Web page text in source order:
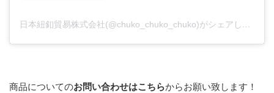
日本紐釦貿易株式会社(@chuko_chuko_chuko)がシェアした投稿
商品についてのお問い合わせはこちらからお願い致します！